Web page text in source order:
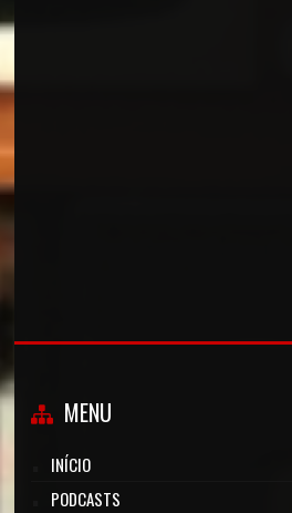
MENU
INÍCIO
PODCASTS